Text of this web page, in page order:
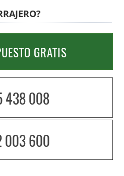
FUERTES · (28-10-2019)
GRATIS
438 008
003 600